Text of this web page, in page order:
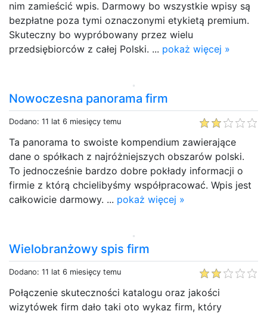
nim zamieścić wpis. Darmowy bo wszystkie wpisy są
bezpłatne poza tymi oznaczonymi etykietą premium.
Skuteczny bo wypróbowany przez wielu
przedsiębiorców z całej Polski. ... pokaż więcej »
Nowoczesna panorama firm
Dodano: 11 lat 6 miesięcy temu
Ta panorama to swoiste kompendium zawierające
dane o spółkach z najróżniejszych obszarów polski.
To jednocześnie bardzo dobre pokłady informacji o
firmie z którą chcielibyśmy współpracować. Wpis jest
całkowicie darmowy. ... pokaż więcej »
Wielobranżowy spis firm
Dodano: 11 lat 6 miesięcy temu
Połączenie skuteczności katalogu oraz jakości
wizytówek firm dało taki oto wykaz firm, który